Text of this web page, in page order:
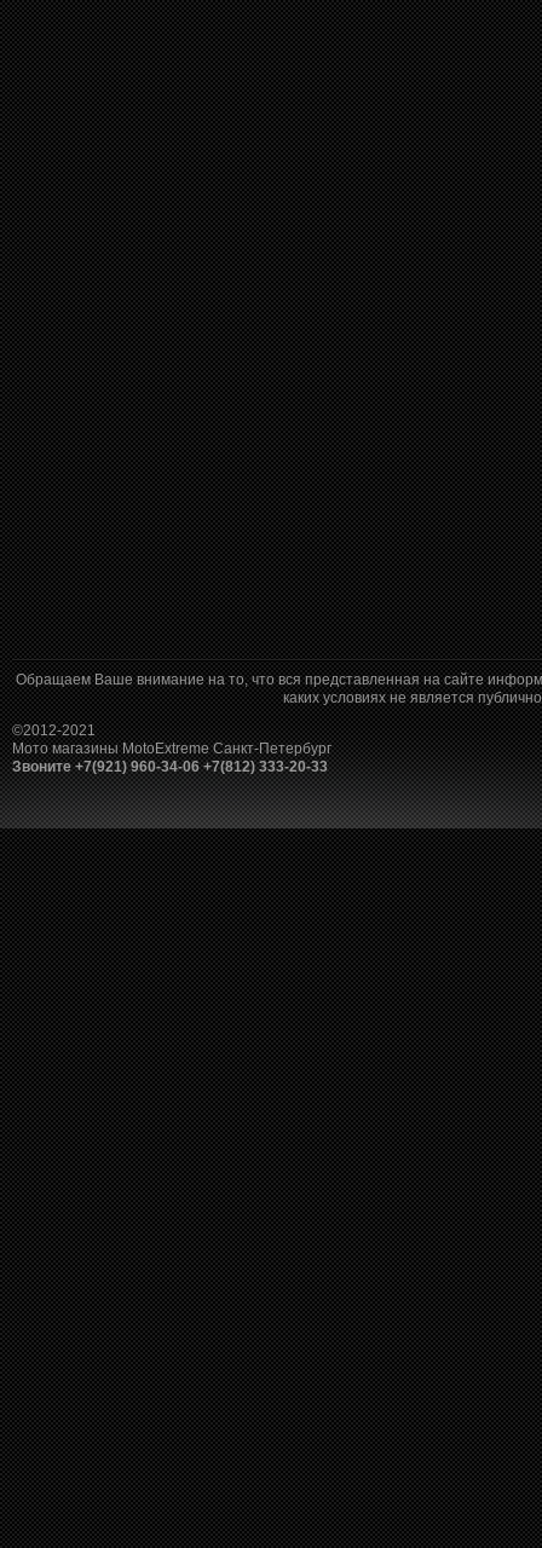
Обращаем Ваше внимание на то, что вся представленная на сайте
каких условиях не является
©2012-2021
Мото магазины MotoExtreme Санкт-Петербург
Звоните +7(921) 960-34-06 +7(812) 333-20-33